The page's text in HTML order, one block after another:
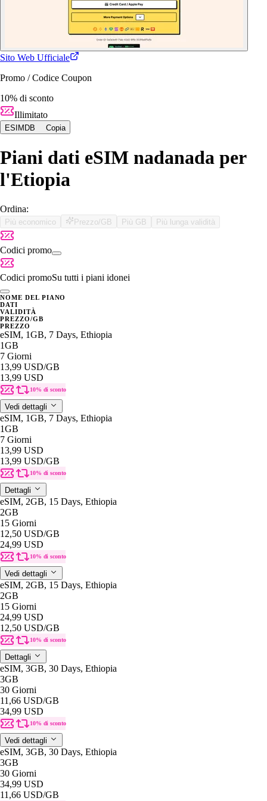
Sito Web Ufficiale
Promo / Codice Coupon
10% di sconto
Illimitato
ESIMDB Copia
Piani dati eSIM nadanada per
l'Etiopia
Ordina:
Più economico Prezzo/GB Più GB Più lunga validità
Codici promo
Codici promoSu tutti i piani idonei
NOME DEL PIANO
DATI
VALIDITÀ
PREZZO/GB
PREZZO
eSIM, 1GB, 7 Days, Ethiopia
1GB
7 Giorni
13,99 USD/GB
13,99 USD
10% di sconto
Vedi dettagli
eSIM, 1GB, 7 Days, Ethiopia
1GB
7 Giorni
13,99 USD
13,99 USD/GB
10% di sconto
Dettagli
eSIM, 2GB, 15 Days, Ethiopia
2GB
15 Giorni
12,50 USD/GB
24,99 USD
10% di sconto
Vedi dettagli
eSIM, 2GB, 15 Days, Ethiopia
2GB
15 Giorni
24,99 USD
12,50 USD/GB
10% di sconto
Dettagli
eSIM, 3GB, 30 Days, Ethiopia
3GB
30 Giorni
11,66 USD/GB
34,99 USD
10% di sconto
Vedi dettagli
eSIM, 3GB, 30 Days, Ethiopia
3GB
30 Giorni
34,99 USD
11,66 USD/GB